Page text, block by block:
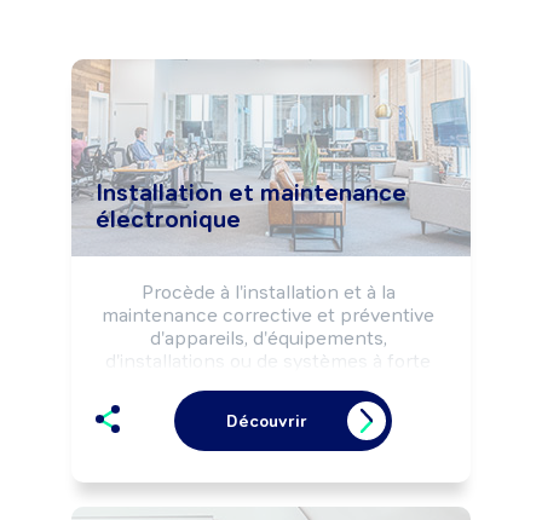
Installation et maintenance
électronique
Procède à l'installation et à la
maintenance corrective et préventive
d'appareils, d'équipements,
d'installations ou de systèmes à forte
règles de sécurité.
Peut assurer une assistance
téléphonique (hot line, ...) aux
Peut coordonner une équipe.
Découvrir